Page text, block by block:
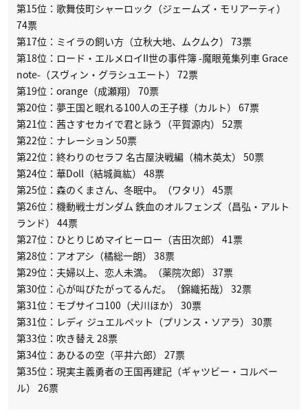
第15位：歌舞伎町シャーロック（ジェームズ・モリアーティ）
74票
第17位：ミイラの飼い方（立秋大地、ムクムク） 73票
第18位：ロード・エルメロイII世の事件簿 -魔眼蒐集列車 Grace
note-（スヴィン・グラシュエート） 72票
第19位：orange（成瀬翔） 70票
第20位：夢王国と眠れる100人の王子様（カルト） 67票
第21位：茜さすセカイで君と詠う（平賀源内） 52票
第22位：ナレーション 50票
第22位：終わりのセラフ 名古屋決戦編（楠木英太） 50票
第24位：華Doll（結城眞紘） 48票
第25位：森のくまさん、冬眠中。（ワタリ） 45票
第26位：機動戦士ガンダム 鉄血のオルフェンズ（昌弘・アルト
ランド） 44票
第27位：ひとりじめマイヒーロー（吉田次郎） 41票
第28位：アオアシ（橘総一朗） 38票
第29位：夫婦以上、恋人未満。（薬院次郎） 37票
第30位：心が叫びたがってるんだ。（錦織拓哉） 32票
第31位：モブサイコ100（犬川ほか） 30票
第31位：レディ ジュエルペット（プリンス・ソアラ） 30票
第33位：吹き替え 28票
第34位：あひるの空（平井六郎） 27票
第35位：現実主義勇者の王国再建記（ギャツビー・コルベー
ル） 26票